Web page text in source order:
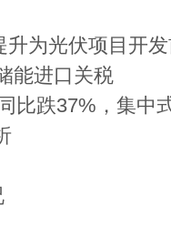
升为光伏项目开
能进口关税
比跌37%，集中